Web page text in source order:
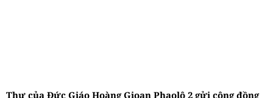
Thư của Đức Giáo Hoàng Gioan Phaolô 2 gửi cộng đồng